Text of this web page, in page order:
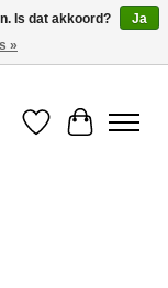
Verlanglijst
Is dat akkoord?
Ja
»